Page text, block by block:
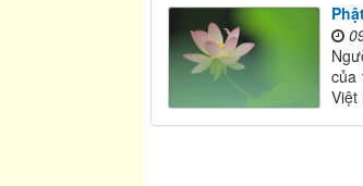
của
Việt